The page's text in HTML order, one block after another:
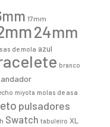
17mm
24mm
de mola azul
branco
miyota molas de asa
pulsadores
Swatch tabuleiro XL